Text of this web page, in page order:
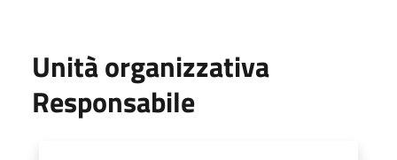
Unità organizzativa
Responsabile